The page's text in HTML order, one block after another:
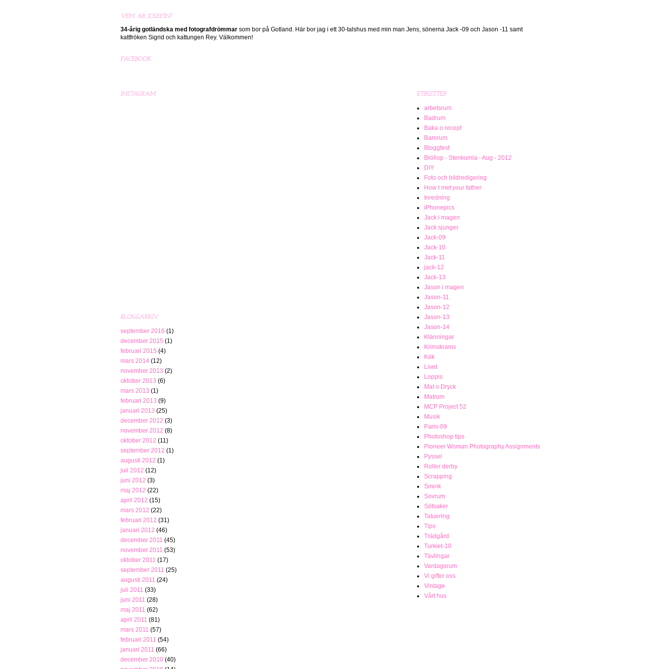
VEM ÄR JOSEFIN?
34-årig gotländska med fotografdrömmar som bor på Gotland. Här bor jag i ett 30-talshus med min man Jens, sönerna Jack -09 och Jason -11 samt
kattfröken Sigrid och kattungen Rey. Välkommen!
FACEBOOK
INSTAGRAM
BLOGGARKIV
september 2016 (1)
december 2015 (1)
februari 2015 (4)
mars 2014 (12)
november 2013 (2)
oktober 2013 (6)
mars 2013 (1)
februari 2013 (9)
januari 2013 (25)
december 2012 (3)
november 2012 (8)
oktober 2012 (11)
september 2012 (1)
augusti 2012 (1)
juli 2012 (12)
juni 2012 (3)
maj 2012 (22)
april 2012 (15)
mars 2012 (22)
februari 2012 (31)
januari 2012 (46)
december 2011 (45)
november 2011 (53)
oktober 2011 (17)
september 2011 (25)
augusti 2011 (24)
juli 2011 (33)
juni 2011 (28)
maj 2011 (62)
april 2011 (81)
mars 2011 (57)
februari 2011 (54)
januari 2011 (66)
december 2010 (40)
ETIKETTER
arbetsrum
Badrum
Baka o recept
Barnrum
Bloggfest
Bröllop - Stenkumla - Aug - 2012
DIY
Foto och bildredigering
How I met your father
Inredning
iPhonepics
Jack i magen
Jack sjunger
Jack-09
Jack-10
Jack-11
jack-12
Jack-13
Jason i magen
Jason-11
Jason-12
Jason-13
Jason-14
Klänningar
Krimskrams
Kök
Livet
Loppis
Mat o Dryck
Matrum
MCP Project 52
Musik
Paris-09
Photoshop tips
Pioneer Woman Photography Assignments
Pyssel
Roller derby
Scrapping
Smink
Sovrum
Sötsaker
Tatuering
Tips
Trädgård
Turkiet-10
Tävlingar
Vardagsrum
Vi gifter oss
Vintage
Vårt hus